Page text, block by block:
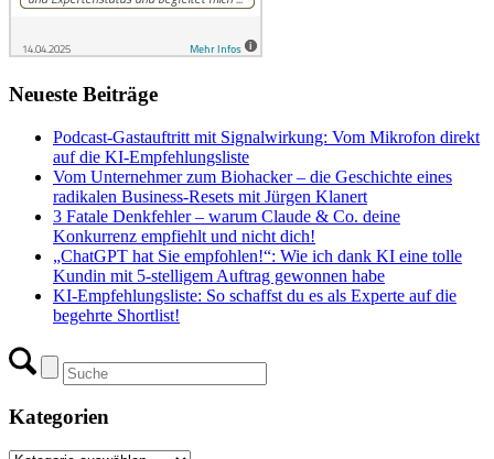
Neueste Beiträge
Podcast-Gastauftritt mit Signalwirkung: Vom Mikrofon direkt
auf die KI-Empfehlungsliste
Vom Unternehmer zum Biohacker – die Geschichte eines
radikalen Business-Resets mit Jürgen Klanert
3 Fatale Denkfehler – warum Claude & Co. deine
Konkurrenz empfiehlt und nicht dich!
„ChatGPT hat Sie empfohlen!“: Wie ich dank KI eine tolle
Kundin mit 5-stelligem Auftrag gewonnen habe
KI-Empfehlungsliste: So schaffst du es als Experte auf die
begehrte Shortlist!
Kategorien